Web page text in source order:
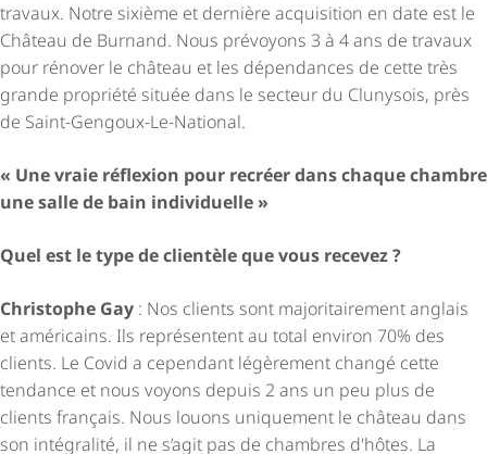
travaux. Notre sixième et dernière acquisition en date est le
Château de Burnand. Nous prévoyons 3 à 4 ans de travaux
pour rénover le château et les dépendances de cette très
grande propriété située dans le secteur du Clunysois, près
de Saint-Gengoux-Le-National.
« Une vraie réflexion pour recréer dans chaque chambre
une salle de bain individuelle »
Quel est le type de clientèle que vous recevez ?
Christophe Gay : Nos clients sont majo­ri­tai­re­ment anglais
et américains. Ils représentent au total environ 70% des
clients. Le Covid a cependant légèrement changé cette
tendance et nous voyons depuis 2 ans un peu plus de
clients français. Nous louons uniquement le château dans
son intégralité, il ne s’agit pas de chambres d'hôtes. La